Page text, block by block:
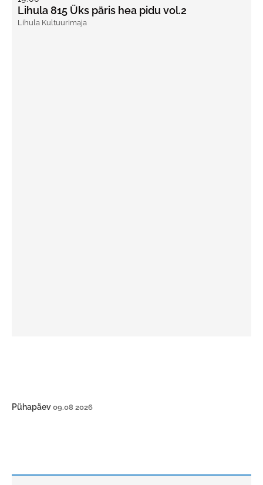
Lihula 815 Üks päris hea pidu vol.2
Lihula Kultuurimaja
Pühapäev 09.08 2026